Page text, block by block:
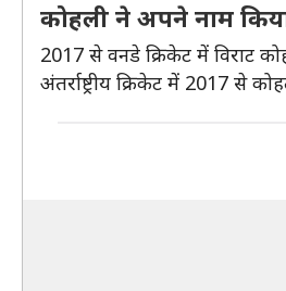
कोहली ने अपने नाम
2017 से वनडे क्रिकेट में विराट
अंतर्राष्ट्रीय क्रिकेट में 2017 से